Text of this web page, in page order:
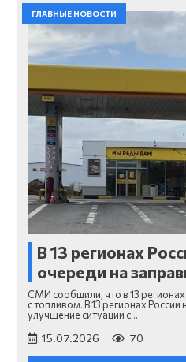
ГЛАВНЫЕ НОВОСТИ
В 13 регионах
очереди на
СМИ сообщили, что в 13
с топливом. В 13 регионах
улучшение ситуации с…
15.07.2026 70